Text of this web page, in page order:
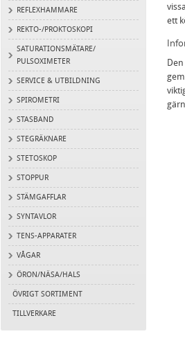
REFLEXHAMMARE
REKTO-/PROKTOSKOPI
SATURATIONSMÄTARE/
PULSOXIMETER
SERVICE & UTBILDNING
SPIROMETRI
STASBAND
STEGRÄKNARE
STETOSKOP
STOPPUR
STÄMGAFFLAR
SYNTAVLOR
TENS-APPARATER
VÅGAR
ÖRON/NÄSA/HALS
ÖVRIGT SORTIMENT
TILLVERKARE
ett